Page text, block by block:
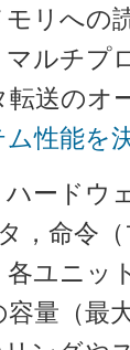
リへの
マルチ
送のオ
性能を
ードウ
，命令
ユニッ
量（最